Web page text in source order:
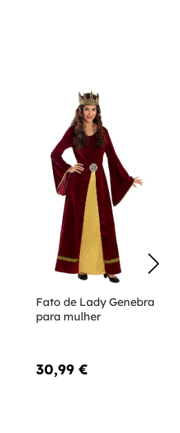
Fato de Lady Genebra
para mulher
30,99 €